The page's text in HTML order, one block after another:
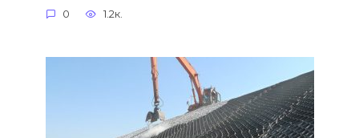
0 1.2к.